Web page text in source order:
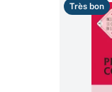
Très bon